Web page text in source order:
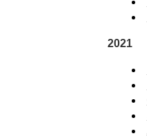
2021